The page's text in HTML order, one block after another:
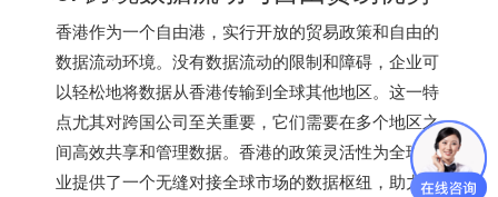
香港作为一个自由港，实行开放的贸易政策和自由的
数据流动环境。没有数据流动的限制和障碍，企业可
以轻松地将数据从香港传输到全球其他地区。这一特
点尤其对跨国公司至关重要，它们需要在多个地区之
间高效共享和管理数据。香港的政策灵活性为全球企
业提供了一个无缝对接全球市场的数据枢纽，助力其